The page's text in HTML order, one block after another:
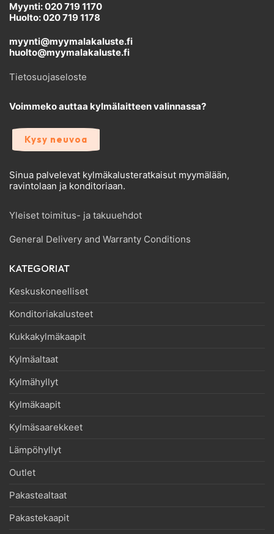
Myynti: 020 719 1170
Huolto: 020 719 1178
myynti@myymalakaluste.fi
huolto@myymalakaluste.fi
Tietosuojaseloste
Voimmeko auttaa kylmälaitteen valinnassa?
Kysy neuvoa
Sinua palvelevat kylmäkalusteratkaisut myymälään,
ravintolaan ja konditoriaan.
Yleiset toimitus- ja takuuehdot
General Delivery and Warranty Conditions
KATEGORIAT
Keskuskoneelliset
Konditoriakalusteet
Kukkakylmäkaapit
Kylmäaltaat
Kylmähyllyt
Kylmäkaapit
Kylmäsaarekkeet
Lämpöhyllyt
Outlet
Pakastealtaat
Pakastekaapit